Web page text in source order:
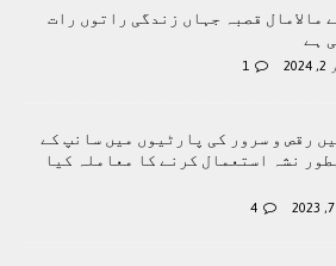
مالامال قصبہ جہاں زندگی راتوں رات
ہے
1
رقص و سرور کی پارٹیوں میں سانپ کے
نشہ استعمال کرنے کا معاملہ کیا
4